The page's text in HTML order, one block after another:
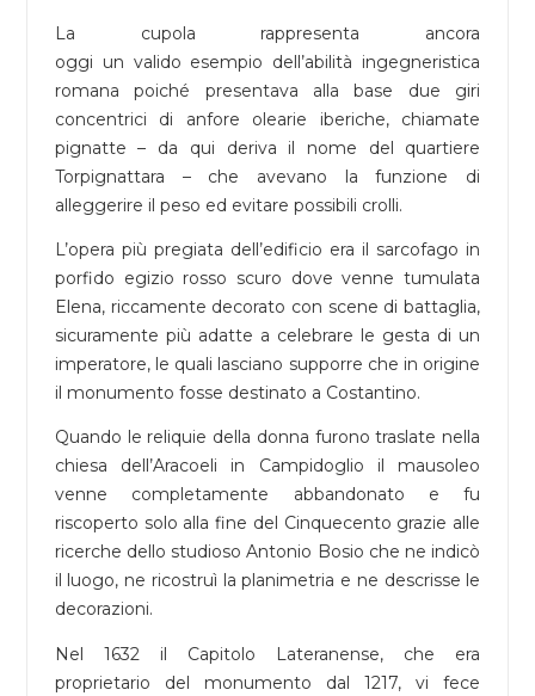
La cupola rappresenta ancora
oggi un valido esempio dell’abilità ingegneristica
romana poiché presentava alla base due giri
concentrici di anfore olearie iberiche, chiamate
pignatte – da qui deriva il nome del quartiere
Torpignattara – che avevano la funzione di
alleggerire il peso ed evitare possibili crolli.
L’opera più pregiata dell’edificio era il sarcofago in
porfido egizio rosso scuro dove venne tumulata
Elena, riccamente decorato con scene di battaglia,
sicuramente più adatte a celebrare le gesta di un
imperatore, le quali lasciano supporre che in origine
il monumento fosse destinato a Costantino.
Quando le reliquie della donna furono traslate nella
chiesa dell’Aracoeli in Campidoglio il mausoleo
venne completamente abbandonato e fu
riscoperto solo alla fine del Cinquecento grazie alle
ricerche dello studioso Antonio Bosio che ne indicò
il luogo, ne ricostruì la planimetria e ne descrisse le
decorazioni.
Nel 1632 il Capitolo Lateranense, che era
proprietario del monumento dal 1217, vi fece